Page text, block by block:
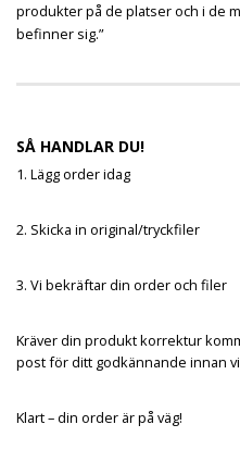
produkter på de platser och i de
befinner sig.”
SÅ HANDLAR DU!
1. Lägg order idag
2. Skicka in original/tryckfiler
3. Vi bekräftar din order och filer
Kräver din produkt korrektur
post för ditt godkännande innan
Klart – din order är på väg!